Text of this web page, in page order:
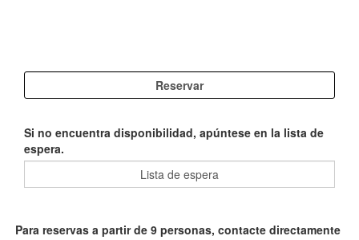
Si no encuentra disponibilidad, apúntese en la lista de
espera.